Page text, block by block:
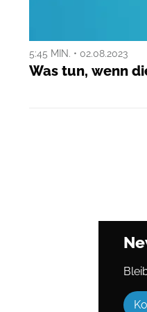
5:45 MIN. • 02.08.2023
Was tun, wenn